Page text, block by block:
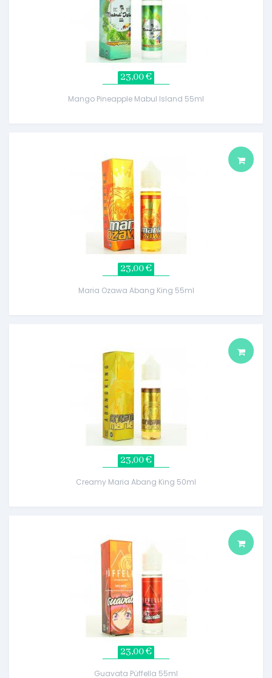
23,00 €
Mango Pineapple Mabul Island 55ml
23,00 €
Maria Ozawa Abang King 55ml
23,00 €
Creamy Maria Abang King 50ml
23,00 €
Guavata Püffella 55ml